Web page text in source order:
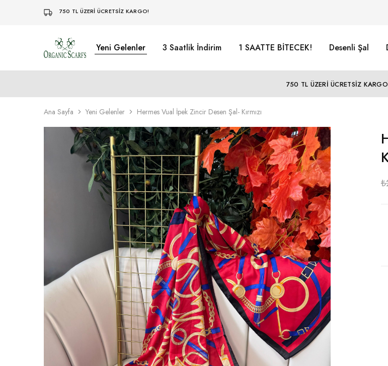
750 TL ÜZERİ ÜCRETSİZ KARGO!
Organikscarf Yeni Gelenler 3 Saatlik İndirim 1 SAATTE BİTECEK! Desenli Şal
750 TL ÜZERİ ÜCRETSİZ
Ana Sayfa Yeni Gelenler Hermes Vual İpek Zincir Desen Şal- Kırmızı
₺